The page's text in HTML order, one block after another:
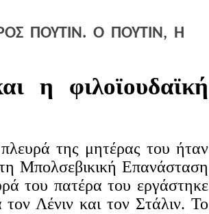
ΠΟΥΤΙΝ. Ο ΠΟΥΤΙΝ,
Η
η φιλοϊουδαϊκή
της μητέρας του ήταν
Μπολσεβικική Επανάσταση
του πατέρα του εργάστηκε
Λένιν και τον Στάλιν. Το